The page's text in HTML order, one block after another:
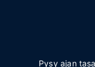
Pysy ajan